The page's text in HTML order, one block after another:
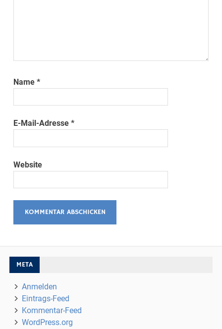
Name*
E-Mail-Adresse*
Website
META
Anmelden
Eintrags-Feed
Kommentar-Feed
WordPress.org